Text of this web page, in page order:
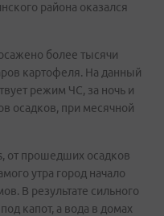
района оказался
более тысячи
картофеля. На данный
режим ЧС, за ночь и
осадков, при месячной
от прошедших осадков
утра город начало
В результате сильного
капот, а вода в домах